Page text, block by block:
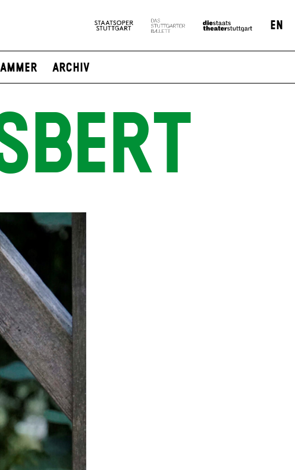
EN
Archiv